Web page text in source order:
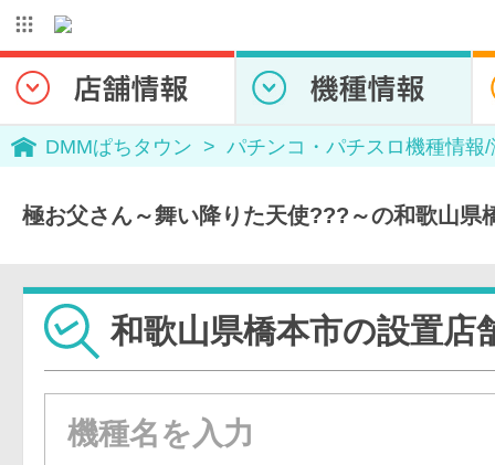
DMMぱちタウン パチンコ・パチスロ機種情報
極お父さん～舞い降りた天使???～の和歌山県
和歌山県橋本市の設置店